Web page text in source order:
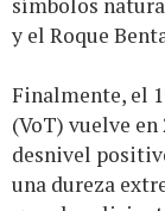
y el Roque
Finalmente, el
(VoT) vuelve
desnivel
una dureza